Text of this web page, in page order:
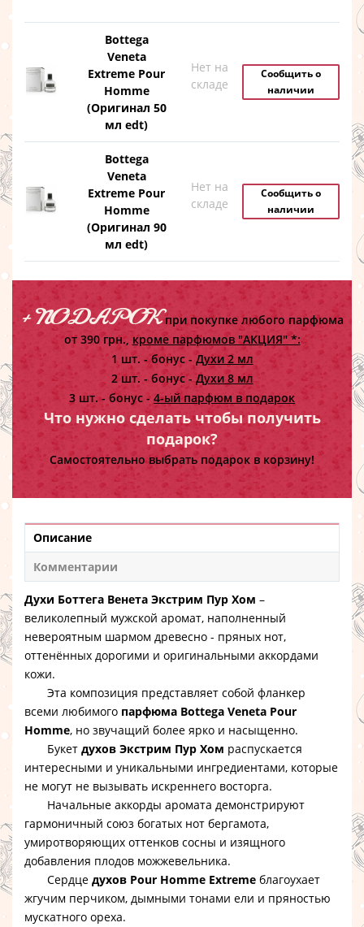
Bottega
Veneta
Extreme Pour
Homme
(Оригинал 50
мл edt)
Нет на
складе
Сообщить о
наличии
Bottega
Veneta
Extreme Pour
Homme
(Оригинал 90
мл edt)
Нет на
складе
Сообщить о
наличии
+ ПОДАРОКпри покупке любого парфюма
от 390 грн., кроме парфюмов "АКЦИЯ" *:
1 шт. - бонус - Духи 2 мл
2 шт. - бонус -Духи 8 мл
3 шт. - бонус - 4-ый парфюм в подарок
Что нужно сделать чтобы получить
подарок?
Самостоятельно выбрать подарок в корзину!
Описание
Комментарии
Духи Боттега Венета Экстрим Пур Хом –
великолепный мужской аромат, наполненный
невероятным шармом древесно - пряных нот,
оттенённых дорогими и оригинальными аккордами
кожи.
Эта композиция представляет собой фланкер
всеми любимого парфюма Bottega Veneta Pour
Homme, но звучащий более ярко и насыщенно.
Букет духов Экстрим Пур Хом распускается
интересными и уникальными ингредиентами, которые
не могут не вызывать искреннего восторга.
Начальные аккорды аромата демонстрируют
гармоничный союз богатых нот бергамота,
умиротворяющих оттенков сосны и изящного
добавления плодов можжевельника.
Сердце духов Pour Homme Extreme благоухает
жгучим перчиком, дымными тонами ели и пряностью
мускатного ореха.